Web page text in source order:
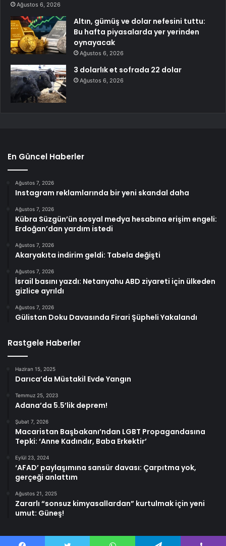
Ağustos 6, 2026
Altın, gümüş ve dolar nefesini tuttu:
Bu hafta piyasalarda yer yerinden
oynayacak
Ağustos 6, 2026
3 dolarlık et sofrada 22 dolar
Ağustos 6, 2026
En Güncel Haberler
Ağustos 7, 2026
Instagram reklamlarında bir yeni skandal daha
Ağustos 7, 2026
Kübra Süzgün’ün sosyal medya hesabına erişim engeli:
Erdoğan’dan yardım istedi
Ağustos 7, 2026
Akaryakıta indirim geldi: Tabela değişti
Ağustos 7, 2026
İsrail basını yazdı: Netanyahu ABD ziyareti için ülkeden
gizlice ayrıldı
Ağustos 7, 2026
Gülistan Doku Davasında Firari Şüpheli Yakalandı
Rastgele Haberler
Haziran 15, 2025
Darıca’da Müstakil Evde Yangın
Temmuz 25, 2023
Adana’da 5.5’lik deprem!
Şubat 7, 2026
Macaristan Başbakanı’ndan LGBT Propagandasına
Tepki: ‘Anne Kadındır, Baba Erkektir’
Eylül 23, 2024
‘AFAD’ paylaşımına sansür davası: Çarpıtma yok,
gerçeği anlattım
Ağustos 21, 2025
Zararlı “sonsuz kimyasallardan” kurtulmak için yeni
umut: Güneş!